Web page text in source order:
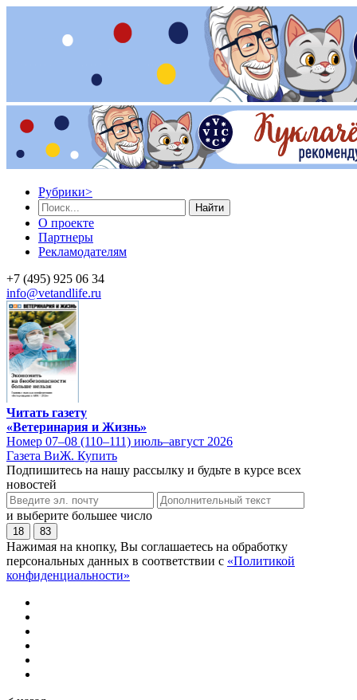
Рубрики>
Найти
О проекте
Партнеры
Рекламодателям
+7 (495) 925 06 34
info@vetandlife.ru
Читать газету
«Ветеринария и Жизнь»
Номер 07–08 (110–111) июль–август 2026
Газета ВиЖ. Купить
Подпишитесь на нашу рассылку и будьте в курсе всех
новостей
и выберите большее число
18 83
Нажимая на кнопку, Вы соглашаетесь на обработку
персональных данных в соответствии с «Политикой
конфиденциальности»